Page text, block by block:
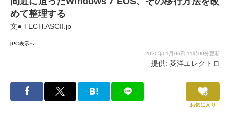
めて整理する
文● TECH.ASCII.jp
[PC表示へ]
2020年01月06日 11時00分更新
提供: 菱洋エレクトロ
お気に入り